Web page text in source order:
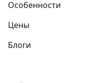
Особенности
Цены
Блоги